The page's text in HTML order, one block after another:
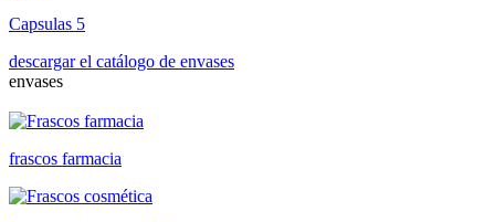
Capsulas 5
descargar el catálogo de envases
envases
frascos farmacia